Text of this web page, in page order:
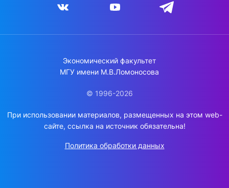
Экономический факультет
МГУ имени М.В.Ломоносова
© 1996-2026
При использовании материалов, размещенных на этом web-
сайте, ссылка на источник обязательна!
Политика обработки данных